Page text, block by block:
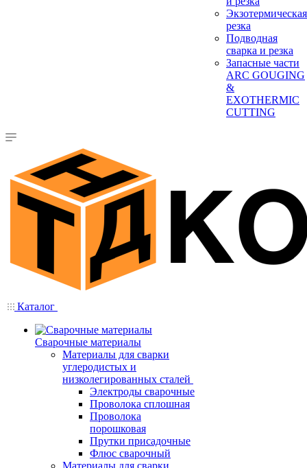
Экзотермическая
резка
Подводная
сварка и резка
Запасные части
ARC GOUGING
&
EXOTHERMIC
CUTTING
Каталог
Сварочные материалы
Материалы для сварки
углеродистых и
низколегированных сталей
Электроды сварочные
Проволока сплошная
Проволока
порошковая
Прутки присадочные
Флюс сварочный
Материалы для сварки